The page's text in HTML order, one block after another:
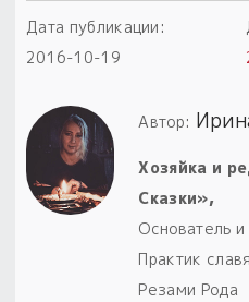
Дата публикации:
2016-10-19
Автор:
Хозяйка и
Сказки»,
Основатель
Практик
Резами Рода